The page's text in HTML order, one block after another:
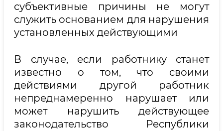
субъективные причины не могут
служить основанием для нарушения
установленных действующими
В случае, если работнику станет
известно о том, что своими
действиями другой работник
непреднамеренно нарушает или
может нарушить действующее
законодательство Республики